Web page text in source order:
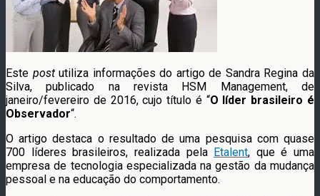
Este postutiliza informações do artigo de Sandra Regina da
Silva, publicado na revista HSM Management, de
janeiro/fevereiro de 2016, cujo título é “O líder brasileiro é
Observador“.
O artigo destaca o resultado de uma pesquisa com quase
700 líderes brasileiros, realizada pela Etalent, que é uma
empresa de tecnologia especializada na gestão da mudança
pessoal e na educação do comportamento.